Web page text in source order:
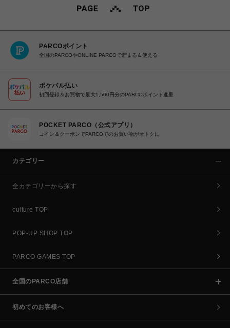
PARCOポイント
全国のPARCOやONLINE PARCOで貯まる＆使える
ポケパル払い
初回登録＆お買物で最大1,500円分のPARCOポイント進呈
POCKET PARCO（公式アプリ）
コイン＆クーポンでPARCOでのお買い物がオトクに
カテゴリー
全カテゴリーから探す
culture TOP
POP-UP SHOP TOP
PARCO GAMES TOP
全国のPARCO店舗
初めてのお客様へ